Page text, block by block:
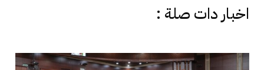
اخبار دات صلة :